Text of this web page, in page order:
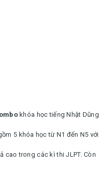
khóa học tiếng Nhật Dũng
5 khóa học từ N1 đến N5 với
trong các kì thi JLPT. Còn